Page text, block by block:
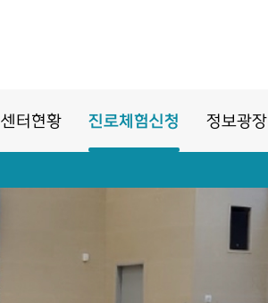
센터현황 진로체험신청 정보광장